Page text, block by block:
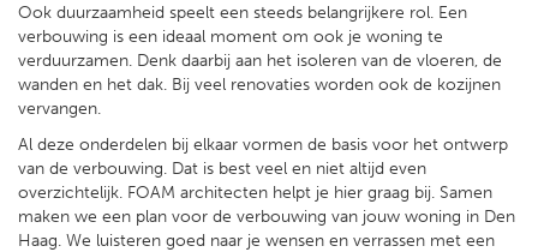
Ook duurzaamheid speelt een steeds belangrijkere rol. Een
verbouwing is een ideaal moment om ook je woning te
verduurzamen. Denk daarbij aan het isoleren van de vloeren, de
wanden en het dak. Bij veel renovaties worden ook de kozijnen
vervangen.
Al deze onderdelen bij elkaar vormen de basis voor het ontwerp
van de verbouwing. Dat is best veel en niet altijd even
overzichtelijk. FOAM architecten helpt je hier graag bij. Samen
maken we een plan voor de verbouwing van jouw woning in Den
Haag. We luisteren goed naar je wensen en verrassen met een